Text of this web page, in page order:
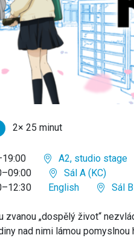
2× 25 minut
A2, studio stage
Sál A (KC)
English Sál
„dospělý život“
nad nimi lámou